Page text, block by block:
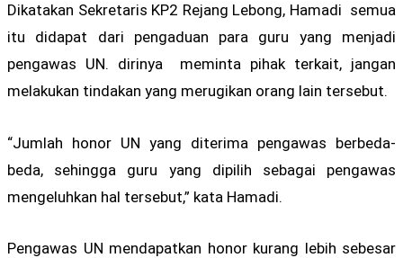
Dikatakan Sekretaris KP2 Rejang Lebong, Hamadi semua
itu didapat dari pengaduan para guru yang menjadi
pengawas UN. dirinya meminta pihak terkait, jangan
melakukan tindakan yang merugikan orang lain tersebut.
“Jumlah honor UN yang diterima pengawas berbeda-
beda, sehingga guru yang dipilih sebagai pengawas
mengeluhkan hal tersebut,” kata Hamadi.
Pengawas UN mendapatkan honor kurang lebih sebesar